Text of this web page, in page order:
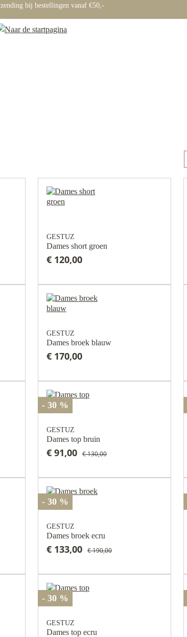
GESTUZ
Dames short groen
€ 120,00
GESTUZ
Dames broek blauw
€ 170,00
- 30 %
GESTUZ
Dames top bruin
€ 91,00 € 130,00
- 30 %
GESTUZ
Dames broek ecru
€ 133,00 € 190,00
- 30 %
GESTUZ
Dames top ecru